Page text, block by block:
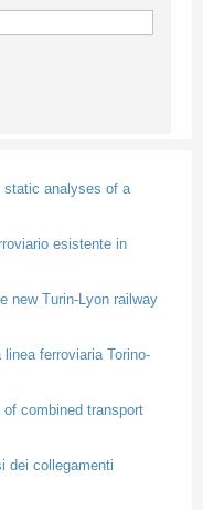
static analyses of a
esistente in
new Turin-Lyon railway
ferroviaria Torino-
combined transport
dei collegamenti